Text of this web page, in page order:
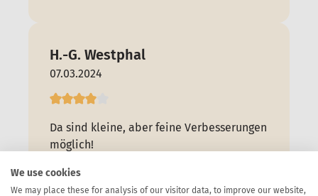
H.-G. Westphal
07.03.2024
Da sind kleine, aber feine Verbesserungen
möglich!
We use cookies
We may place these for analysis of our visitor data, to improve our website,